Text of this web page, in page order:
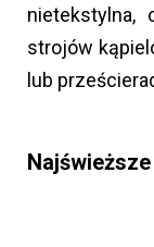
nietekstylna,
strojów
lub